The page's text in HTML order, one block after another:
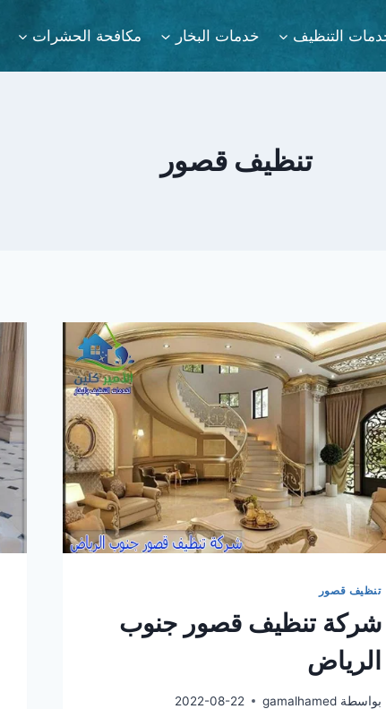
التنظيف خدمات البخار مكافحة الحشرات
تنظيف قصور
تنظيف قصور
شركة تنظيف قصور جنوب
الرياض
بواسطة gamalhamed
2022-08-22